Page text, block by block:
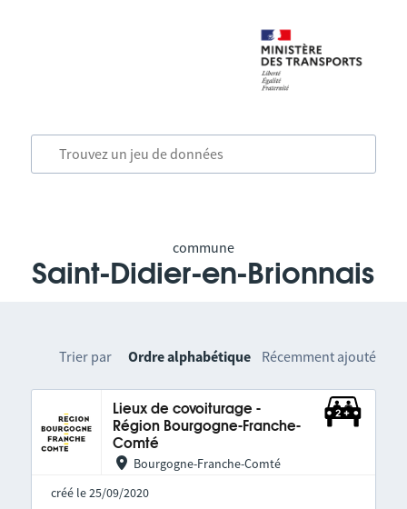
commune
Saint-Didier-en-Brionnais
Trier par Ordre alphabétique Récemment ajouté
Lieux de covoiturage -
Région Bourgogne-Franche-
Comté
Bourgogne-Franche-Comté
créé le 25/09/2020